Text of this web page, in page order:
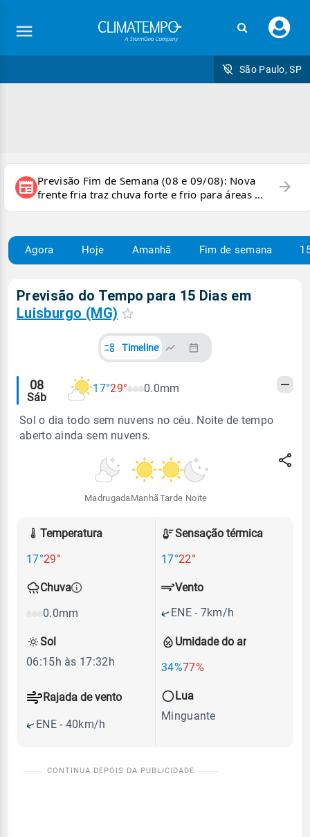
seu
São Paulo, SP
newspaper Previsão Fim de Semana (08 e 09/08): Nova
frente fria traz chuva forte e frio para áreas do
país
arrow_forward
Agora Hoje Amanhã Fim de semana
Previsão do Tempo para 15 Dias em
Luisburgo (MG)
Timeline
Alertas
meteorológicos
08
Sáb
17°29° 0.0mm
Sol o dia todo sem nuvens no céu. Noite de tempo
aberto ainda sem nuvens.
Madrugada Manhã Tarde Noite
Temperatura
17°29°
Sensação térmica
17°22°
Chuva
0.0mm
Umidade do ar
34%77%
Vento
ENE - 7km/h
Rajada de vento
ENE - 40km/h
Sol
06:15h às 17:32h
Lua
Minguante